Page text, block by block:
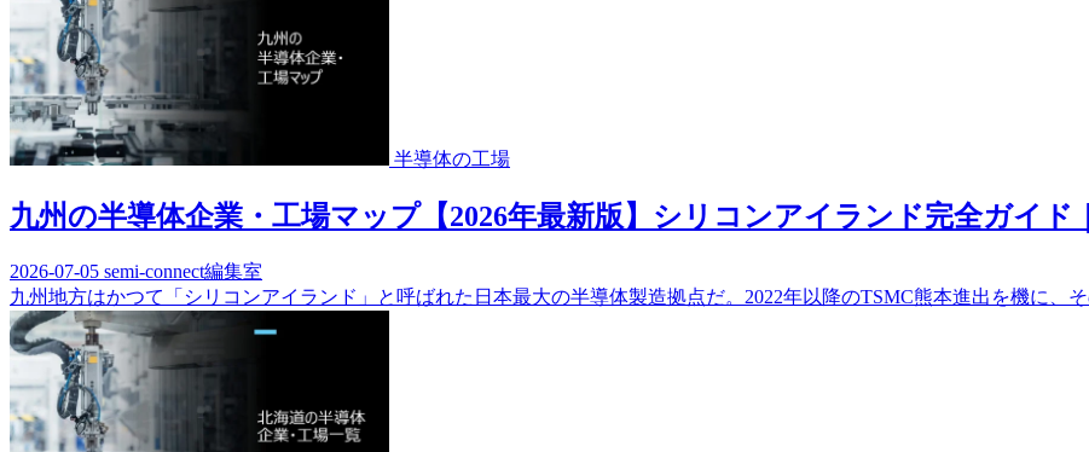
半導体の工場
九州の半導体企業・工場マップ【2026年最新版】シリコンアイランド完全ガイド
2026-07-05 semi-connect編集室
九州地方はかつて「シリコンアイランド」と呼ばれた日本最大の半導体製造拠点だ。2022年以降のTSMC熊本進出を機に、